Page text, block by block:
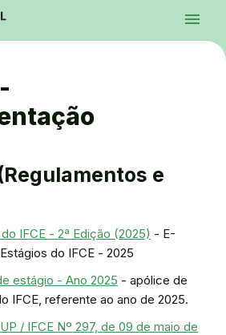
menu
InstagramTwitter/XFacebook
e
IFCE - 2ª Edição (2025) - E-
do IFCE - 2025
estágio - Ano 2025 - apólice de
IFCE, referente ao ano de 2025.
/ IFCE Nº 297, de 09 de maio de